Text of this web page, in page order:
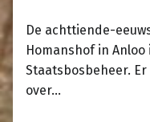
De achttiende-
Homanshof in
Staatsbosbeheer.
over…